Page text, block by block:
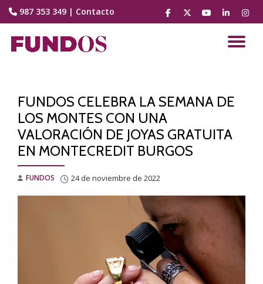
contenido
987 353 349 | Contacto
fa-
facebook
fa-
brands
fa-
youtube-
fa-
linkedin
fa-
FUNDOS CELEBRA LA SEMANA DE
LOS MONTES CON UNA
VALORACIÓN DE JOYAS GRATUITA
EN MONTECREDIT BURGOS
FUNDOS 24 de noviembre de 2022